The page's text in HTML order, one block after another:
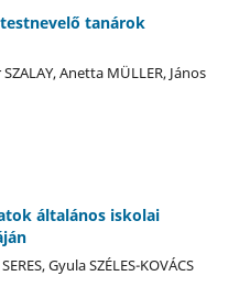
tanárok
Anetta MÜLLER, János
általános iskolai
Gyula SZÉLES-KOVÁCS